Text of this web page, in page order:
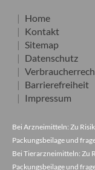
Home
Kontakt
Sitemap
Datenschutz
Barrierefreiheit
Impressum
Bei Arzneimitteln: Zu
Packungsbeilage und
Bei Tierarzneimitteln: Zu
Packungsbeilage und